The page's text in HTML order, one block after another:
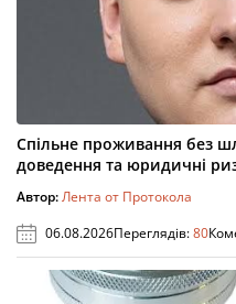
Спільне проживання без
доведення та юридичні
Автор:Лента от Протокола
06.08.2026Переглядів:80